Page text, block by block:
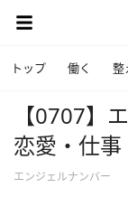
トップ 働く 整
【0707】
恋愛・仕
エンジェルナンバー